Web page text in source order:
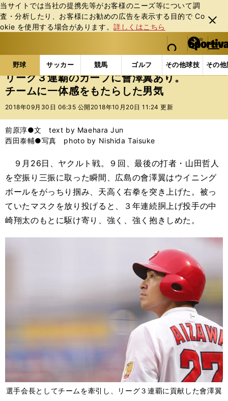
当サイトでは当社の提携先等がお客様のニーズ等について調
査・分析したり、お客様にお勧めの広告を表⽰する⽬的で Co
okie を使⽤する場合があります。詳しくはこちら
閉じ
る
web Sportiva (webスポルティーバ)
検索
マイペ
ー
ジ
メニュ
野球 サッカー 競馬 ゴルフ その他球技 その
b
ス
ポ
ル
バ
野球の記事一覧 プロ野球 リーグ３連覇のカープに
リーグ３連覇のカープに會澤翼あり。
チームに一体感をもたらした男気
2018年09月30日 06:35 公開 2018年10月20日 11:24 更新
前原淳●文 text by Maehara Jun
西田泰輔●写真 photo by Nishida Taisuke
９月 26日、ヤクルト戦。９回、最後の打者・山田哲人
を空振り三振に取った瞬間、広島の會澤翼はウイニング
ボールをがっちり掴み、天高く右拳を突き上げた。被っ
ていたマスクを放り投げると、３年連続胴上げ投手の中
崎翔太のもとに駆け寄り、強く、強く抱きしめた。
選手会長としてチームを牽引し、リーグ３連覇に貢献した會澤翼